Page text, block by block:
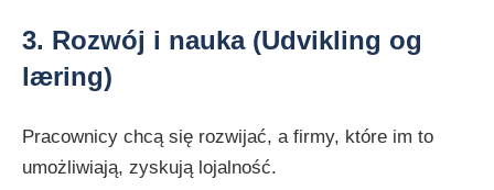
3. Rozwój i nauka (Udvikling og
læring)
Pracownicy chcą się rozwijać, a firmy, które im to
umożliwiają, zyskują lojalność.